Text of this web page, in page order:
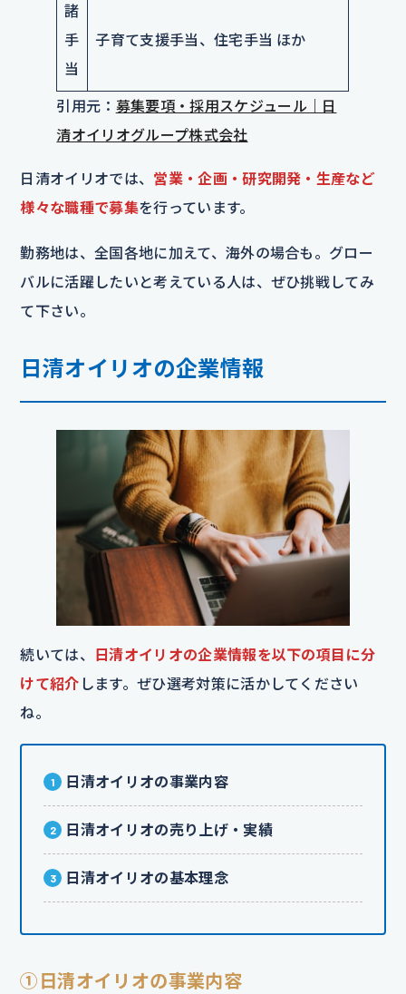
諸
手
当
子育て支援手当、住宅手当 ほか
引用元： 募集要項・採用スケジュール｜日
清オイリオグループ株式会社
日清オイリオでは、 営業・企画・研究開発・生産など
様々な職種で募集を行っています。
勤務地は、全国各地に加えて、海外の場合も。グロー
バルに活躍したいと考えている人は、ぜひ挑戦してみ
て下さい。
日清オイリオの企業情報
続いては、
日清オイリオの企業情報を以下の項目に分
けて紹介 します。ぜひ選考対策に活かしてください
ね。
日清オイリオの事業内容
日清オイリオの売り上げ・実績
日清オイリオの基本理念
①日清オイリオの事業内容